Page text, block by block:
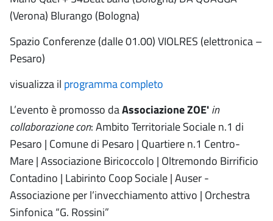
(Verona) Blurango (Bologna)
Spazio Conferenze (dalle 01.00) VIOLRES (elettronica –
Pesaro)
visualizza il programma completo
L’evento è promosso daAssociazione ZOE'in
collaborazione con: Ambito Territoriale Sociale n.1 di
Pesaro | Comune di Pesaro | Quartiere n.1 Centro-
Mare | Associazione Biricoccolo | Oltremondo Birrificio
Contadino | Labirinto Coop Sociale | Auser -
Associazione per l’invecchiamento attivo | Orchestra
Sinfonica “G. Rossini”